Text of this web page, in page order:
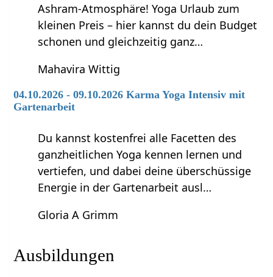
Ashram-Atmosphäre! Yoga Urlaub zum
kleinen Preis – hier kannst du dein Budget
schonen und gleichzeitig ganz…
Mahavira Wittig
04.10.2026 - 09.10.2026 Karma Yoga Intensiv mit
Gartenarbeit
Du kannst kostenfrei alle Facetten des
ganzheitlichen Yoga kennen lernen und
vertiefen, und dabei deine überschüssige
Energie in der Gartenarbeit ausl…
Gloria A Grimm
Ausbildungen